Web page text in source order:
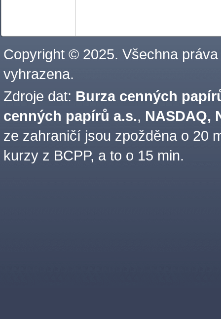
Copyright © 2025. Všechna práva
vyhrazena.
Zdroje dat: Burza cenných
cenných papírů a.s., NASDAQ,
ze zahraničí jsou zpožděna o 20
kurzy z BCPP, a to o 15 min.